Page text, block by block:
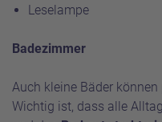
Leselampe
Badezimmer
Auch kleine Bäder
Wichtig ist, dass alle